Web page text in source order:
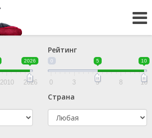
2026
2010 2026
Рейтинг
0 5 10
0 3 5 8 10
Страна